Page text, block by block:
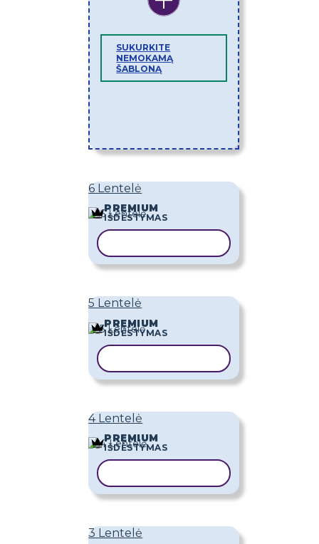
SUKURKITE
NEMOKAMĄ
ŠABLONĄ
6 Lentelė
PREMIUM
IŠDĖSTYMAS
5 Lentelė
PREMIUM
IŠDĖSTYMAS
4 Lentelė
PREMIUM
IŠDĖSTYMAS
3 Lentelė